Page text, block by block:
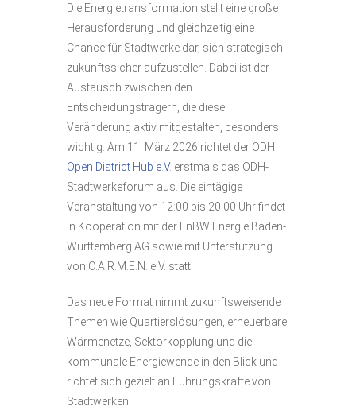
Die Energietransformation stellt eine große
Herausforderung und gleichzeitig eine
Chance für Stadtwerke dar, sich strategisch
zukunftssicher aufzustellen. Dabei ist der
Austausch zwischen den
Entscheidungsträgern, die diese
Veränderung aktiv mitgestalten, besonders
wichtig. Am 11. März 2026 richtet der ODH
Open District Hub e.V. erstmals das ODH-
Stadtwerkeforum aus. Die eintägige
Veranstaltung von 12:00 bis 20:00 Uhr findet
in Kooperation mit der EnBW Energie Baden-
Württemberg AG sowie mit Unterstützung
von C.A.R.M.E.N. e.V. statt.
Das neue Format nimmt zukunftsweisende
Themen wie Quartierslösungen, erneuerbare
Wärmenetze, Sektorkopplung und die
kommunale Energiewende in den Blick und
richtet sich gezielt an Führungskräfte von
Stadtwerken.